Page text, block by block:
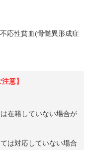
不応性貧血(骨髄異形成症
意】
在籍していない場合が
は対応していない場合